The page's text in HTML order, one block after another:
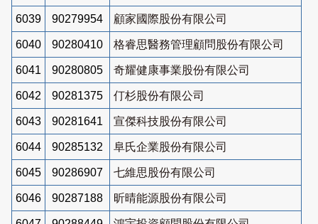
6039 90279954 顧家國際股份有限公司
6040 90280410 格睿思醫務管理顧問股份有限公司
6041 90280805 奇耀健康事業股份有限公司
6042 90281375 仃杉股份有限公司
6043 90281641 宣傑科技股份有限公司
6044 90285132 阜氏企業股份有限公司
6045 90286907 七維思股份有限公司
6046 90287188 昕晴能源股份有限公司